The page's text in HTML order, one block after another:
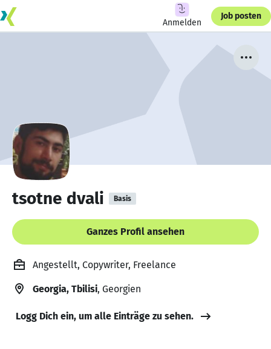
Anmelden
Job posten
tsotne dvali Basis
Ganzes Profil ansehen
Angestellt, Copywriter, Freelance
Georgia, Tbilisi, Georgien
Logg Dich ein, um alle Einträge zu sehen.